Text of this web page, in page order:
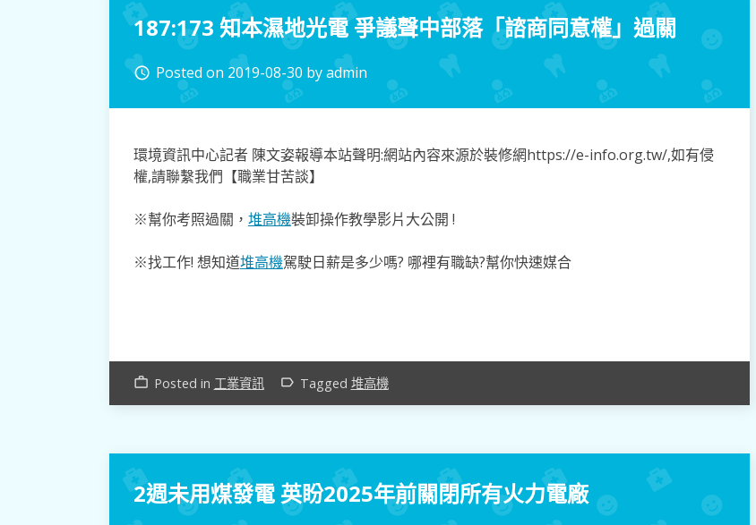
187:173 知本濕地光電 爭議聲中部落「諮商同意權」過關
access_time Posted on 2019-08-30 byadmin
環境資訊中心記者 陳文姿報導本站聲明:網站內容來源於裝修網https://e-info.org.tw/,如有侵
權,請聯繫我們【職業甘苦談】
※幫你考照過關， 堆高機裝卸操作教學影片大公開 !
※找工作! 想知道堆高機駕駛日薪是多少嗎? 哪裡有職缺?幫你快速媒合
work_outline Posted in 工業資訊 label_outline Tagged 堆高機
2週未用煤發電 英盼2025年前關閉所有火力電廠